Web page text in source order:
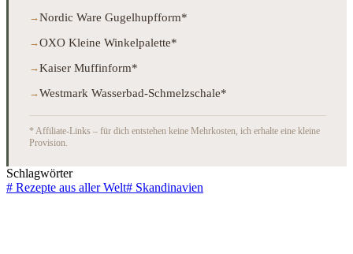
Nordic Ware Gugelhupfform*
OXO Kleine Winkelpalette*
Kaiser Muffinform*
Westmark Wasserbad-Schmelzschale*
* Affiliate-Links – für dich entstehen keine Mehrkosten, ich erhalte eine kleine
Provision.
Schlagwörter
# Rezepte aus aller Welt# Skandinavien